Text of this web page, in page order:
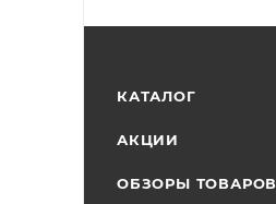
КАТАЛОГ
АКЦИИ
ОБЗОРЫ ТОВАРОВ